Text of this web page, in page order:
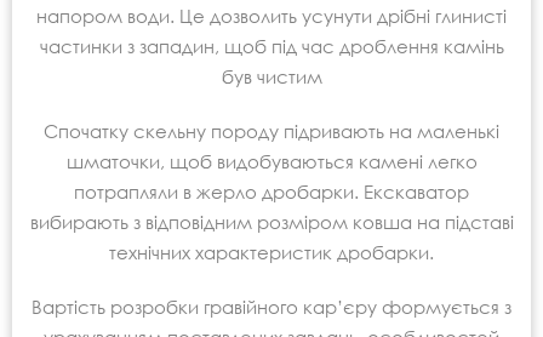
напором води. Це дозволить усунути дрібні глинисті
частинки з западин, щоб під час дроблення камінь
був чистим
Спочатку скельну породу підривають на маленькі
шматочки, щоб видобуваються камені легко
потрапляли в жерло дробарки. Екскаватор
вибирають з відповідним розміром ковша на підставі
технічних характеристик дробарки.
Вартість розробки гравійного кар’єру формується з